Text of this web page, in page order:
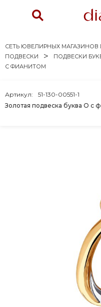
СЕТЬ ЮВЕЛИРНЫХ МАГАЗИНОВ
ПОДВЕСКИ
ПОДВЕСКИ
С ФИАНИТОМ
Золотая подвеска буква О с
Артикул: 51-130-00551-1